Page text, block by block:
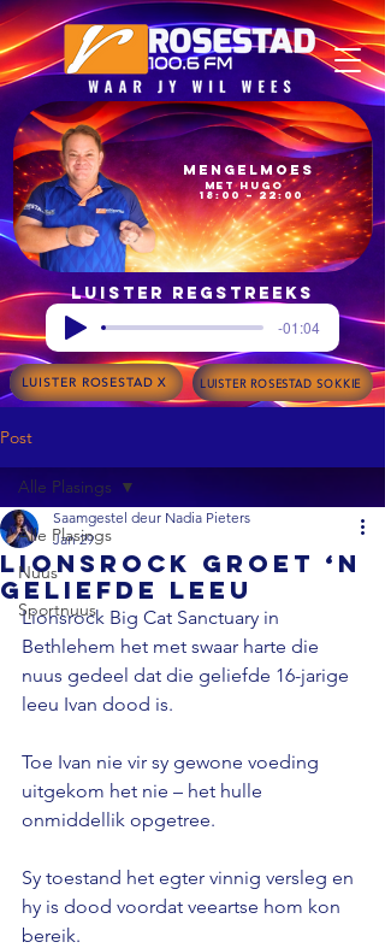
18:00 – 22:00
met Hugo
Mengelmoes
Luister regstreeks
-01:04
LUISTER ROSESTAD X LUISTER ROSESTAD SOKKIE
Post
Alle Plasings
Nuus
Sportnuus
Alle Plasings
Lionsrock groet ‘n
geliefde leeu
Saamgestel deur Nadia Pieters
Jan 29
Lionsrock Big Cat Sanctuary in
Bethlehem het met swaar harte die
nuus gedeel dat die geliefde 16-jarige
leeu Ivan dood is.
Toe Ivan nie vir sy gewone voeding
uitgekom het nie – het hulle
onmiddellik opgetree.
Sy toestand het egter vinnig versleg en
hy is dood voordat veeartse hom kon
bereik.